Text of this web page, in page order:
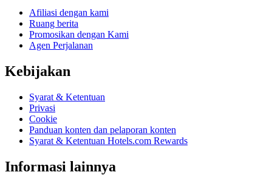
Afiliasi dengan kami
Ruang berita
Promosikan dengan Kami
Agen Perjalanan
Kebijakan
Syarat & Ketentuan
Privasi
Cookie
Panduan konten dan pelaporan konten
Syarat & Ketentuan Hotels.com Rewards
Informasi lainnya